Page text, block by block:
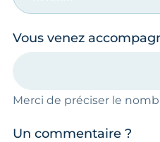
Vous venez
Merci de préciser le
Un commentaire ?